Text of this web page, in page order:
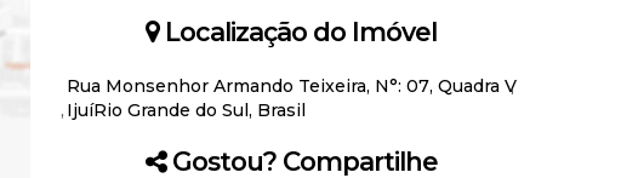
Localização do Imóvel
Rua Monsenhor Armando Teixeira, N°: 07, Quadra V
IjuíRio Grande do Sul, Brasil
Gostou? Compartilhe